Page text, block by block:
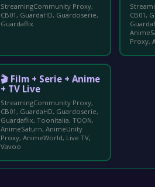
StreamingCommunity Proxy,
CB01, GuardaHD, Guardoserie,
Guardaflix
CB01,
Proxy,
🎬 Film + Serie + Anime
+ TV Live
StreamingCommunity Proxy,
CB01, GuardaHD, Guardoserie,
Guardaflix, ToonItalia, TOON,
AnimeSaturn, AnimeUnity
Proxy, AnimeWorld, Live TV,
Vavoo